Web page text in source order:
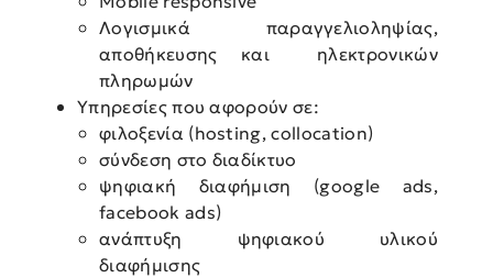
Λογισμικά παραγγελιοληψίας,
αποθήκευσης και ηλεκτρονικών
πληρωμών
Υπηρεσίες που αφορούν σε:
φιλοξενία (hosting, collocation)
σύνδεση στο διαδίκτυο
ψηφιακή διαφήμιση (google ads,
facebook ads)
ανάπτυξη ψηφιακού υλικού
διαφήμισης